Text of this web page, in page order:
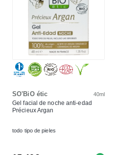
SO'BiO étic 40ml
Gel facial de noche anti-edad
Précieux Argan
todo tipo de pieles